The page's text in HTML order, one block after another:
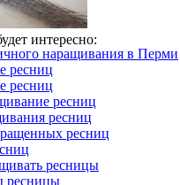
интересно:
ресниц
ресниц
ресниц
ресниц
ресниц
ресницы
ресницы